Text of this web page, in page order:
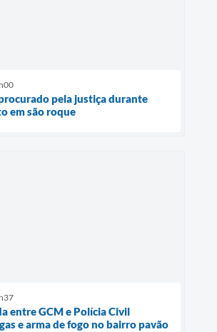
pela justiça durante
em são roque
entre GCM e Polícia Civil
e arma de fogo no bairro pavão